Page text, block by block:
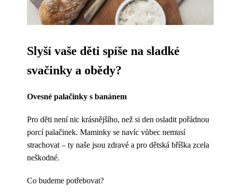
Slyší vaše děti spíše na sladké
svačinky a obědy?
Ovesné palačinky s banánem
Pro děti není nic krásnějšího, než si den osladit pořádnou
porcí palačinek. Maminky se navíc vůbec nemusí
strachovat – ty naše jsou zdravé a pro dětská bříška zcela
neškodné.
Co budeme potřebovat?